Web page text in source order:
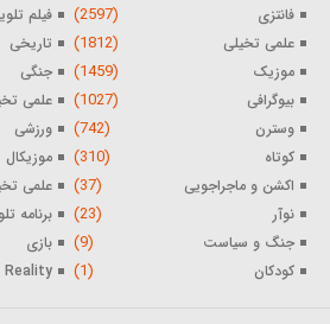
فانتزی (2597) فیلم
علمی تخیلی (1812) تاریخی
موزیک (1459) جنگی
بیوگرافی (1027) علمی
وسترن (742) ورزشی
کوتاه (310) موزیکال
اکشن و ماجراجویی (37) علمی
نوآر (23) برنامه
جنگ و سیاست (9) بازی
کودکان (1)
Reality